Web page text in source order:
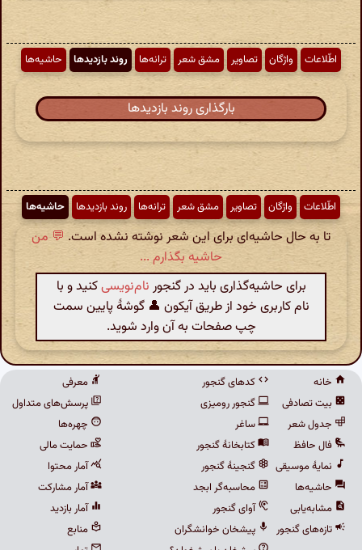
اطّلاعات واژگان تصاویر مشق شعر ترانه‌ها روند بازدیدها حاشیه‌ها
بارگذاری روند بازدیدها
اطّلاعات واژگان تصاویر مشق شعر ترانه‌ها روند بازدیدها حاشیه‌ها
تا به حال حاشیه‌ای برای این شعر نوشته نشده است. 💬 من
حاشیه بگذارم ...
برای حاشیه‌گذاری باید در گنجور نام‌نویسیکنید و با
نام کاربری خود از طریق آیکون 👤 گوشهٔ پایین سمت
چپ صفحات به آن وارد شوید.
خانه
بیت تصادفی
جدول شعر
فال حافظ
نمایهٔ موسیقی
حاشیه‌ها
مشابه‌یابی
تازه‌های گنجور
کدهای گنجور
گنجور رومیزی
ساغر
کتابخانهٔ گنجور
گنجینهٔ گنجور
محاسبه‌گر ابجد
آوای گنجور
پیشخان خوانشگران
معرفی
پرسش‌های متداول
چهره‌ها
حمایت مالی
آمار محتوا
آمار مشارکت
آمار بازدید
منابع